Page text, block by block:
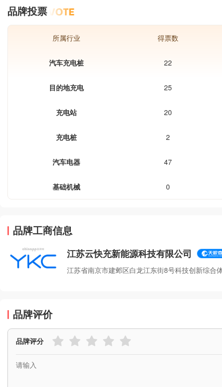
人的概念，不过保时捷表示这会发生在
前，若是给现有的电动汽车充电的话，
品牌投票
所属行业 得票数
汽车充电桩 22
目的地充电 25
充电站 20
充电桩 2
汽车电器 47
基础机械 0
品牌工商信息
江苏云快充新能源科技有限公司
江苏省南京市建邺区白龙江东街8号科技创新综合
品牌评价
品牌评分